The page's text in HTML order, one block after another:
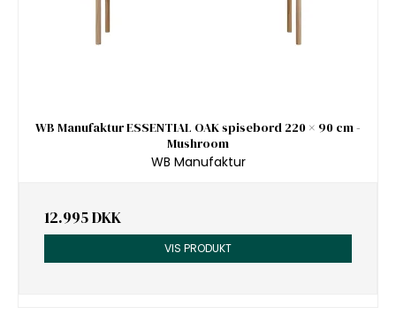
WB Manufaktur ESSENTIAL OAK spisebord 220 × 90 cm -
Mushroom
WB Manufaktur
12.995 DKK
VIS PRODUKT